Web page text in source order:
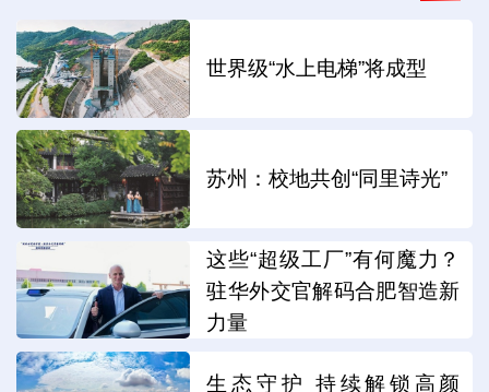
世界级“水上电梯”将成型
苏州：校地共创“同里诗光”
这些“超级工厂”有何魔力？
驻华外交官解码合肥智造新
力量
生态守护 持续解锁高颜